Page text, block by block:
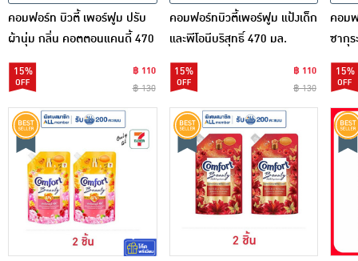
คอมฟอร์ท บิวตี้ เพอร์ฟูม ปรับ
ผ้านุ่ม กลิ่น คอตตอนแคนดี้ 470
มล.
15%
฿ 110
฿ 130
คอมฟอร์ทบิวตี้เพอร์ฟูม แป้งเด็ก
และพีโอนีบริสุทธิ์ 470 มล.
15%
฿ 110
฿ 130
คอม
ซากุร
15%